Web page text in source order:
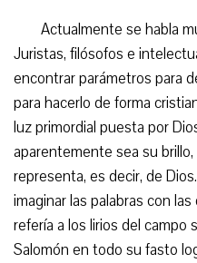
Actualmente se habla
Juristas, filósofos e
encontrar parámetros para
para hacerlo de forma
luz primordial puesta por
aparentemente sea su
representa, es decir, de
imaginar las palabras con
refería a los lirios del campo
Salomón en todo su fasto